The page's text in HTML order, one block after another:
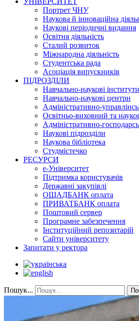
Портрет ЧНУ
Наукова й інноваційна
Наукові періодичні видання
Освітня діяльність
Сталий розвиток
Міжнародна діяльність
Студентська рада
Асоціація випускників
ПІДРОЗДІЛИ
Навчально-наукові
Навчально-наукові центри
Адміністративно-
Освітньо-виховний та
Адміністративно-
Наукові підрозділи
Наукова бібліотека
Студмістечко
РЕСУРСИ
е-Університет
Підтримка користувачів
Державні закупівлі
ОЩАДБАНК оплата
ПРИВАТБАНК оплата
Поштовий сервер
Програмне забезпечення
Інституційний репозитарій
Сайти університету
Запитати у ректора
Пошук...